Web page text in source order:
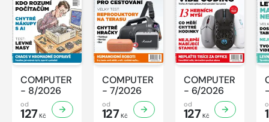
COMPUTER
- 8/2026
od
127Kč
COMPUTER
- 7/2026
od
127Kč
COMPUTER
- 6/2026
od
127 Kč